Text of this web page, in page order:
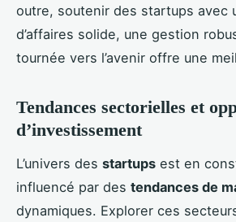
outre, soutenir des startups avec
d’affaires solide, une gestion
tournée vers l’avenir offre une
Tendances sectorielles et
d’investissement
L’univers des startups est en
influencé par des tendances de
dynamiques. Explorer ces